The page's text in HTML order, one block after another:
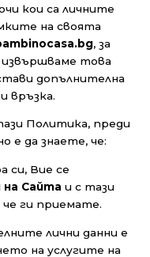
кои са личните
на своята
, за
извършваме това
допълнителна
връзка.
Политика, преди
е да знаете, че:
си, Вие се
на Сайта и с тази
ги приемате.
лични данни е
на услугите на